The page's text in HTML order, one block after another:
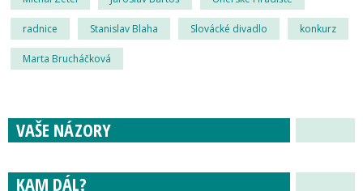
radnice Stanislav Blaha Slovácké divadlo konkurz
Marta Brucháčková
VAŠE NÁZORY
KAM DÁL?